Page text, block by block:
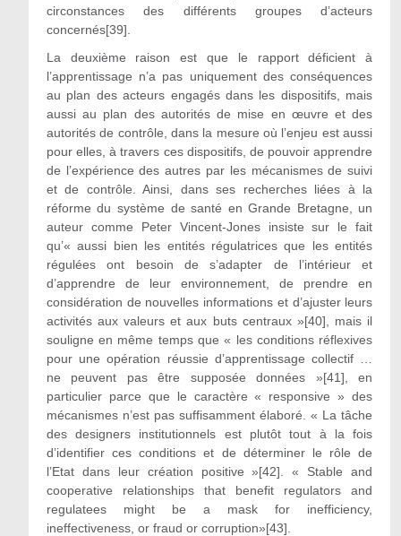
circonstances des différents groupes d’acteurs
concernés[39].
La deuxième raison est que le rapport déficient à
l’apprentissage n’a pas uniquement des conséquences
au plan des acteurs engagés dans les dispositifs, mais
aussi au plan des autorités de mise en œuvre et des
autorités de contrôle, dans la mesure où l’enjeu est aussi
pour elles, à travers ces dispositifs, de pouvoir apprendre
de l’expérience des autres par les mécanismes de suivi
et de contrôle. Ainsi, dans ses recherches liées à la
réforme du système de santé en Grande Bretagne, un
auteur comme Peter Vincent-Jones insiste sur le fait
qu’« aussi bien les entités régulatrices que les entités
régulées ont besoin de s’adapter de l’intérieur et
d’apprendre de leur environnement, de prendre en
considération de nouvelles informations et d’ajuster leurs
activités aux valeurs et aux buts centraux »[40], mais il
souligne en même temps que « les conditions réflexives
pour une opération réussie d’apprentissage collectif …
ne peuvent pas être supposée données »[41], en
particulier parce que le caractère « responsive » des
mécanismes n’est pas suffisamment élaboré. « La tâche
des designers institutionnels est plutôt tout à la fois
d’identifier ces conditions et de déterminer le rôle de
l’Etat dans leur création positive »[42]. « Stable and
cooperative relationships that benefit regulators and
regulatees might be a mask for inefficiency,
ineffectiveness, or fraud or corruption»[43].